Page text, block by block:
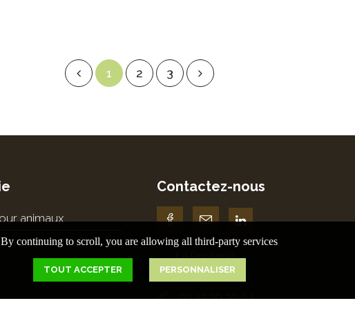
1 2 3
animaux
pour animaux
Contactez-nous
La Poulerie
72550 DEGRE
02.43.29.70.64
By continuing to scroll, you are allowing all third-party services
TOUT ACCEPTER PERSONNALISER